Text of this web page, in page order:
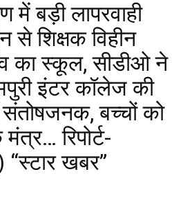
में बड़ी लापरवाही
से शिक्षक विहीन
का स्कूल, सीडीओ ने
इंटर कॉलेज की
संतोषजनक, बच्चों को
रिपोर्ट-
“स्टार खबर”